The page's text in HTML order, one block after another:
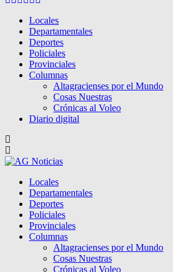
Locales
Departamentales
Deportes
Policiales
Provinciales
Columnas
Altagracienses por el Mundo
Cosas Nuestras
Crónicas al Voleo
Diario digital
Locales
Departamentales
Deportes
Policiales
Provinciales
Columnas
Altagracienses por el Mundo
Cosas Nuestras
Crónicas al Voleo